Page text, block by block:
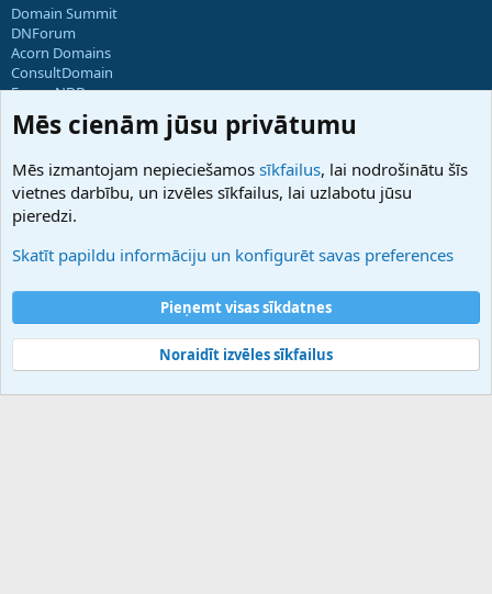
Domain Summit
DNForum
Acorn Domains
ConsultDomain
ForumNDD
Domainforum.ro
27.be
Hostmaria
Atbalsts
Palīdzība
Noteikumi un nosacījumi
Privātuma politika
Community platform by XenForo® © 2010-2025 XenForo Ltd.
Mēs cienām jūsu privātumu
Mēs izmantojam nepieciešamos sīkfailus, lai nodrošinātu šīs
vietnes darbību, un izvēles sīkfailus, lai uzlabotu jūsu
pieredzi.
Skatīt papildu informāciju un konfigurēt savas preferences
Pieņemt visas sīkdatnes
Noraidīt izvēles sīkfailus